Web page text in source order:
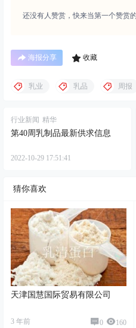
还没有人赞赏，快来当第一个赞赏
海报分享 收藏
乳业 乳品 周报
行业新闻 精华
第40周乳制品最新供求信息
2022-10-29 17:51:41
猜你喜欢
天津国慧国际贸易有限公司
3 年前 0 160